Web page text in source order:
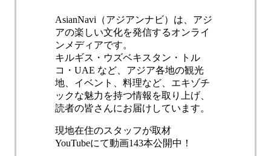
AsianNavi（アジアンナビ）は、アジ
アの楽しい文化を発信するオンライ
ンメディアです。
キルギス・ウズベキスタン・トル
コ・UAE など、アジア各地の観光
地、イベント、料理など、エキゾチ
ックな魅力を持つ情報を取り上げ、
読者の皆さんにお届けしています。
現地在住のスタッフが取材
YouTubeにて動画143本公開中！